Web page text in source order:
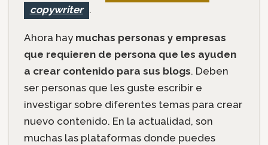
copywriter .
Ahora hay muchas personas y empresas
que requieren de persona que les ayuden
a crear contenido para sus blogs. Deben
ser personas que les guste escribir e
investigar sobre diferentes temas para crear
nuevo contenido. En la actualidad, son
muchas las plataformas donde puedes